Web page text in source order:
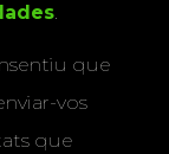
.
que
vos
que